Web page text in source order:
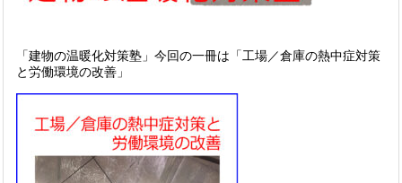
「建物の温暖化対策塾」今回の一冊は「工場／倉庫の熱中症対策
と労働環境の改善」